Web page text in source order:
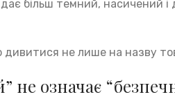
більш темний, насичений і
не лише на назву
не означає